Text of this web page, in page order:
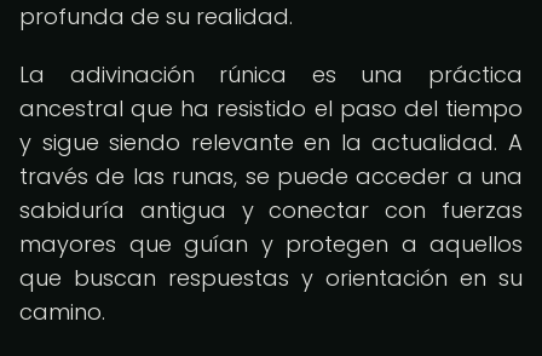
profunda de su realidad.
La adivinación rúnica es una práctica
ancestral que ha resistido el paso del tiempo
y sigue siendo relevante en la actualidad. A
través de las runas, se puede acceder a una
sabiduría antigua y conectar con fuerzas
mayores que guían y protegen a aquellos
que buscan respuestas y orientación en su
camino.